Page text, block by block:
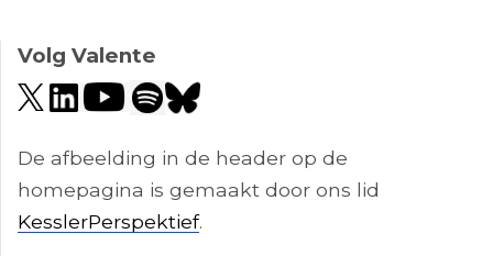
Volg Valente
De afbeelding in de header op de
homepagina is gemaakt door ons lid
KesslerPerspektief.